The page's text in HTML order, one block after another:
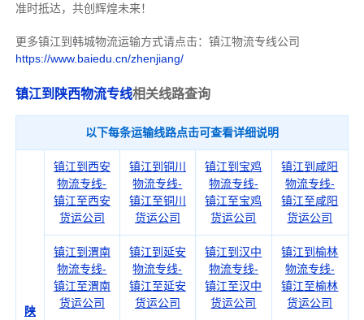
准时抵达，共创辉煌未来！
更多镇江到韩城物流运输方式请点击：镇江物流专线公司
https://www.baiedu.cn/zhenjiang/
镇江到陕西物流专线相关线路查询
以下每条运输线路点击可查看详细说明
陕
镇江到西安
物流专线-
镇江至西安
货运公司
镇江到铜川
物流专线-
镇江至铜川
货运公司
镇江到宝鸡
物流专线-
镇江至宝鸡
货运公司
镇江到咸阳
物流专线-
镇江至咸阳
货运公司
镇江到渭南
物流专线-
镇江至渭南
货运公司
镇江到延安
物流专线-
镇江至延安
货运公司
镇江到汉中
物流专线-
镇江至汉中
货运公司
镇江到榆林
物流专线-
镇江至榆林
货运公司